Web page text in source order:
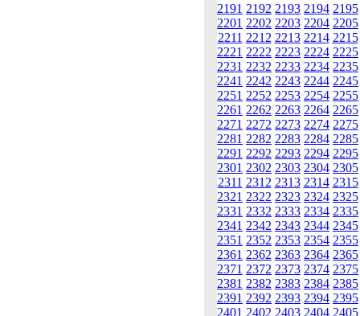
2191 2192 2193 2194 2195
2201 2202 2203 2204 2205
2211 2212 2213 2214 2215
2221 2222 2223 2224 2225
2231 2232 2233 2234 2235
2241 2242 2243 2244 2245
2251 2252 2253 2254 2255
2261 2262 2263 2264 2265
2271 2272 2273 2274 2275
2281 2282 2283 2284 2285
2291 2292 2293 2294 2295
2301 2302 2303 2304 2305
2311 2312 2313 2314 2315
2321 2322 2323 2324 2325
2331 2332 2333 2334 2335
2341 2342 2343 2344 2345
2351 2352 2353 2354 2355
2361 2362 2363 2364 2365
2371 2372 2373 2374 2375
2381 2382 2383 2384 2385
2391 2392 2393 2394 2395
2401 2402 2403 2404 2405